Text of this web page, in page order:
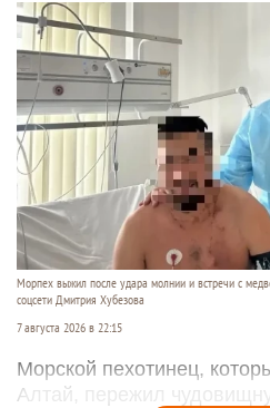
Морпех выжил после удара молнии и встречи с
соцсети Дмитрия Хубезова
7 августа 2026 в 22:15
Морской пехотинец,
Алтай, пережил